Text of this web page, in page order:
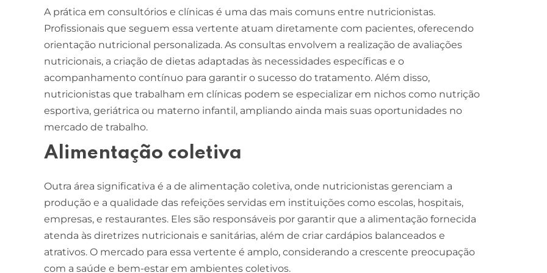
A prática em consultórios e clínicas é uma das mais comuns entre nutricionistas.
Profissionais que seguem essa vertente atuam diretamente com pacientes, oferecendo
orientação nutricional personalizada. As consultas envolvem a realização de avaliações
nutricionais, a criação de dietas adaptadas às necessidades específicas e o
acompanhamento contínuo para garantir o sucesso do tratamento. Além disso,
nutricionistas que trabalham em clínicas podem se especializar em nichos como nutrição
esportiva, geriátrica ou materno infantil, ampliando ainda mais suas oportunidades no
mercado de trabalho.
Alimentação coletiva
Outra área significativa é a de alimentação coletiva, onde nutricionistas gerenciam a
produção e a qualidade das refeições servidas em instituições como escolas, hospitais,
empresas, e restaurantes. Eles são responsáveis por garantir que a alimentação fornecida
atenda às diretrizes nutricionais e sanitárias, além de criar cardápios balanceados e
atrativos. O mercado para essa vertente é amplo, considerando a crescente preocupação
com a saúde e bem-estar em ambientes coletivos.